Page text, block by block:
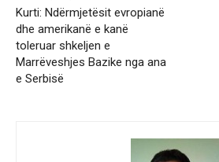
Kurti: Ndërmjetësit evropianë
dhe amerikanë e kanë
toleruar shkeljen e
Marrëveshjes Bazike nga ana
e Serbisë